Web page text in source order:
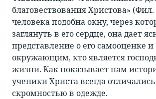
благовествования Христова»
человека подобна окну, через
заглянуть в его сердце, она дает
представление о его самооценке
окружающим, кто является
жизни. Как показывает нам
ученики Христа всегда отличались
скромностью в одежде.